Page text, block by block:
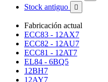
Stock antiguo 
Fabricación actual
ECC83 - 12AX7
ECC82 - 12AU7
ECC81 - 12AT7
EL84 - 6BQ5
12BH7
12AY7